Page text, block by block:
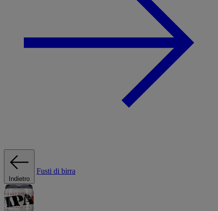
Indietro
Fusti di birra